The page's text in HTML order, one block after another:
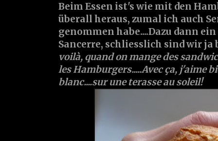
Beim Essen ist's wie mit den
überall heraus, zumal ich auch
genommen habe....Dazu dann
Sancerre, schliesslich sind wir ja
voilà, quand on mange des
les Hamburgers.....Avec ça, j'aime
blanc....sur une terasse au soleil!